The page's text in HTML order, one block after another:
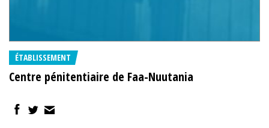
ÉTABLISSEMENT
Centre pénitentiaire de Faa-Nuutania